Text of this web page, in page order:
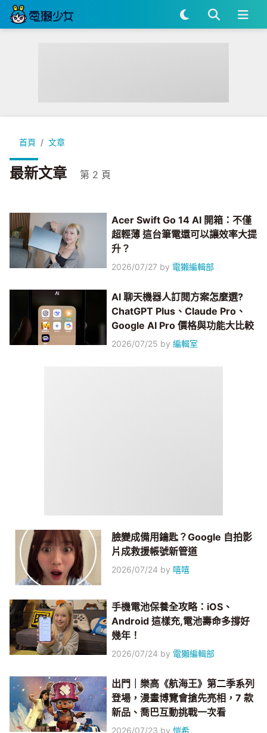
首頁 文章
最新文章 第 2 頁
Acer Swift Go 14 AI 開箱：不僅
超輕薄 這台筆電還可以讓效率大提
升？
2026/07/27 by 電獺編輯部
AI 聊天機器人訂閱方案怎麼選?
ChatGPT Plus、Claude Pro、
Google AI Pro 價格與功能大比較
2026/07/25 by編輯室
臉變成備用鑰匙？Google 自拍影
片成救援帳號新管道
2026/07/24 by 嘻嘻
手機電池保養全攻略：iOS、
Android 這樣充,電池壽命多撐好
幾年！
2026/07/24 by 電獺編輯部
出門｜樂高《航海王》第二季系列
登場，漫畫博覽會搶先亮相，7 款
新品、喬巴互動挑戰一次看
2026/07/23 by愷希